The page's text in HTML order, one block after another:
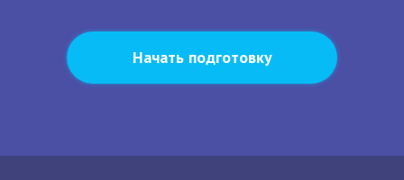
Начать подготовку